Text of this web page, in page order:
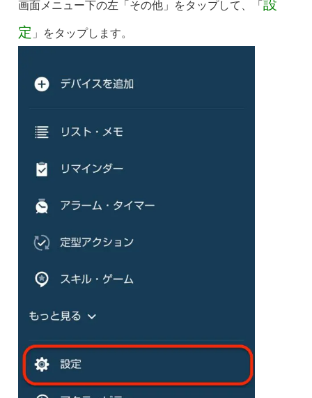
画面メニュー下の左「その他」をタップして、「 設
定 」をタップします。